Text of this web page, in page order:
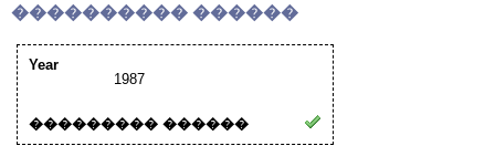
���������� ������
Year
1987
��������� ������